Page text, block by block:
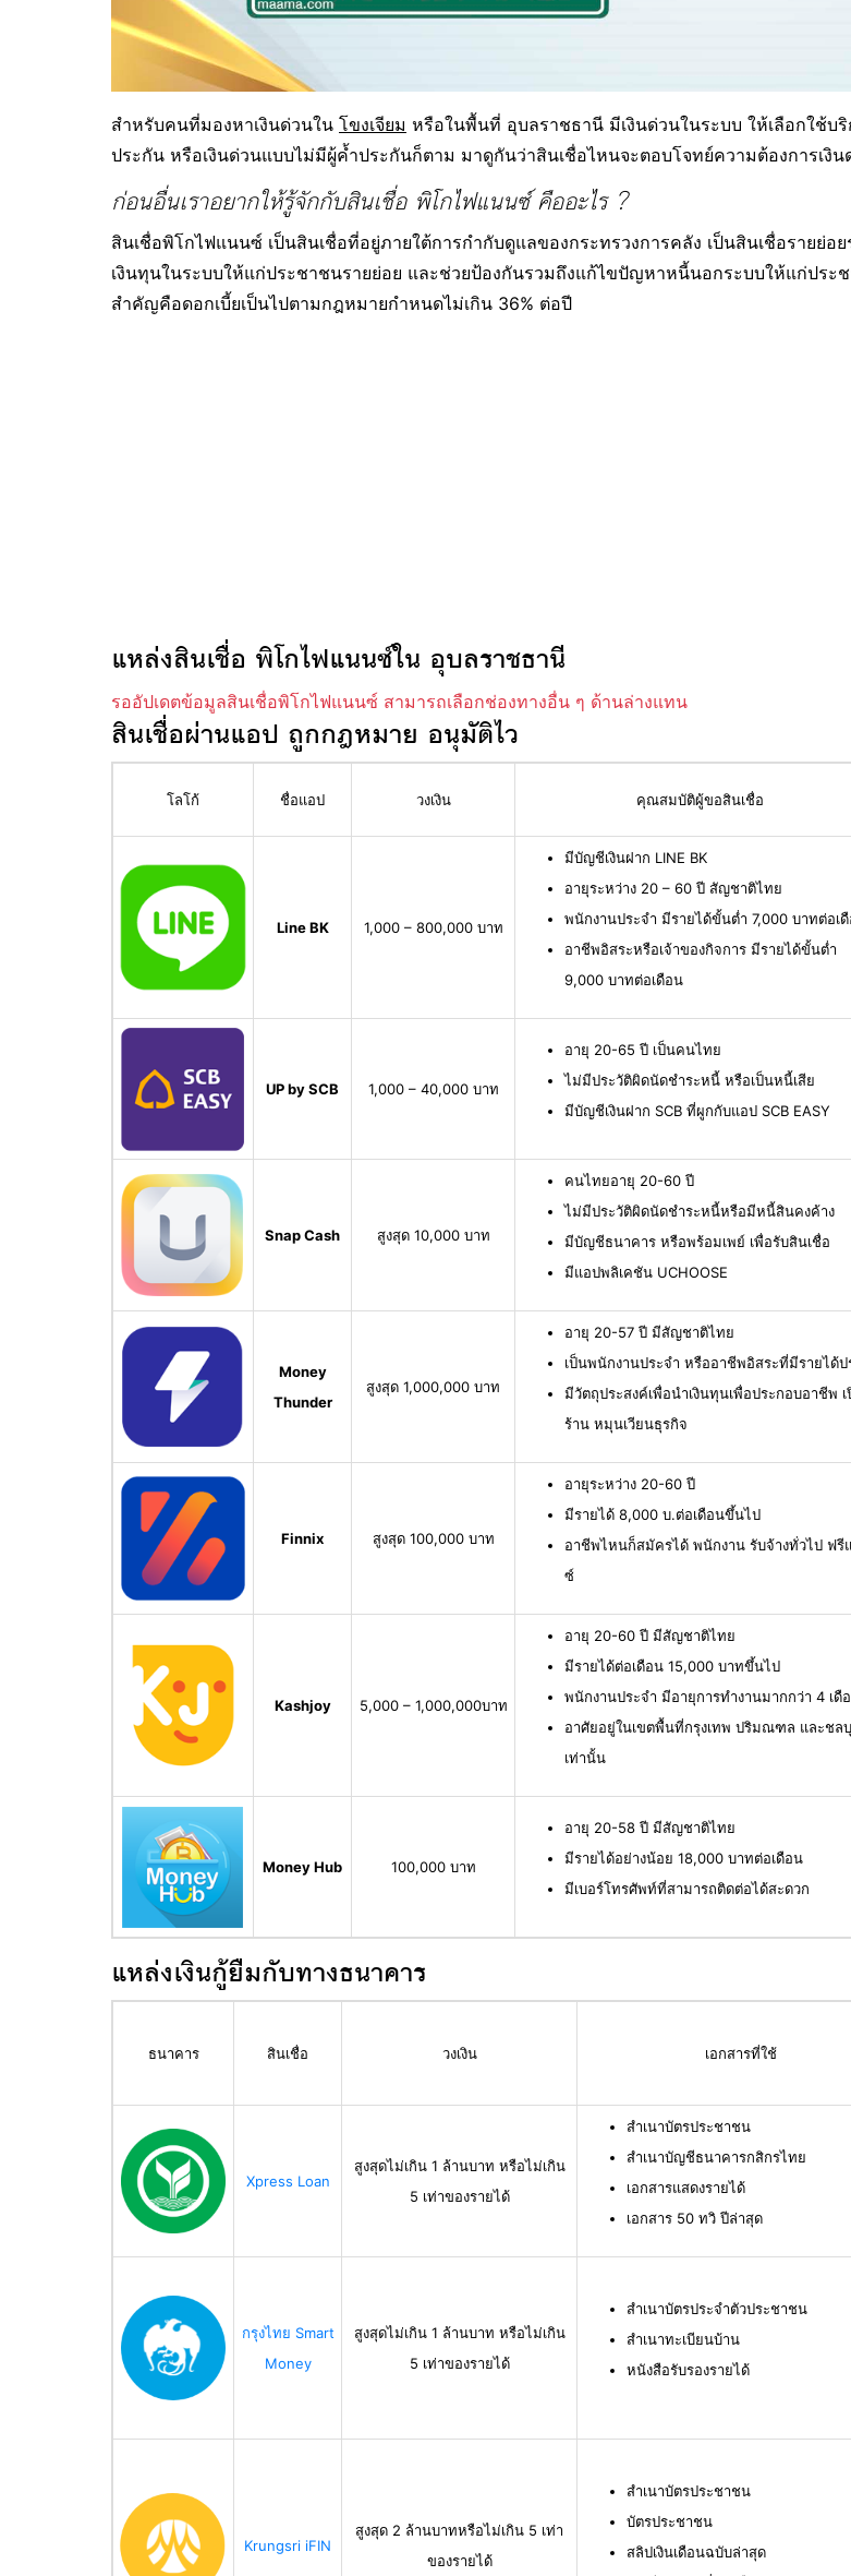
สำหรับคนที่มองหาเงินด่วนใน โขงเจียม หรือในพื้นที่ อุบลราชธานี มีเงินด่วนในระบบ ให้เลือกใช้บ
ประกัน หรือเงินด่วนแบบไม่มีผู้ค้ำประกันก็ตาม มาดูกันว่าสินเชื่อไหนจะตอบโจทย์ความต้องการเงิ
ก่อนอื่นเราอยากให้รู้จักกับสินเชื่อ พิโกไฟแนนซ์ คืออะไร ?
สินเชื่อพิโกไฟแนนซ์ เป็นสินเชื่อที่อยู่ภายใต้การกำกับดูแลของกระทรวงการคลัง เป็นสินเชื่อรายย่อ
เงินทุนในระบบให้แก่ประชาชนรายย่อย และช่วยป้องกันรวมถึงแก้ไขปัญหาหนี้นอกระบบให้แก่ปร
สำคัญคือดอกเบี้ยเป็นไปตามกฎหมายกำหนดไม่เกิน 36% ต่อปี
แหล่งสินเชื่อ พิโกไฟแนนซ์ใน อุบลราชธานี
รออัปเดตข้อมูลสินเชื่อพิโกไฟแนนซ์ สามารถเลือกช่องทางอื่น ๆ ด้านล่างแทน
สินเชื่อผ่านแอป ถูกกฎหมาย อนุมัติไว
โลโก้ ชื่อแอป วงเงิน คุณสมบัติผู้ขอสินเชื่อ
Line BK 1,000 – 800,000 บาท
มีบัญชีเงินฝาก LINE BK
อายุระหว่าง 20 – 60 ปี สัญชาติไทย
พนักงานประจำ มีรายได้ขั้นต่ำ 7,000 บาทต่อเ
อาชีพอิสระหรือเจ้าของกิจการ มีรายได้ขั้นต่ำ
9,000 บาทต่อเดือน
UP by SCB 1,000 – 40,000 บาท
อายุ 20-65 ปี เป็นคนไทย
ไม่มีประวัติผิดนัดชำระหนี้ หรือเป็นหนี้เสีย
มีบัญชีเงินฝาก SCB ที่ผูกกับแอป SCB EASY
Snap Cash สูงสุด 10,000 บาท
คนไทยอายุ 20-60 ปี
ไม่มีประวัติผิดนัดชำระหนี้หรือมีหนี้สินคงค้าง
มีบัญชีธนาคาร หรือพร้อมเพย์ เพื่อรับสินเชื่อ
มีแอปพลิเคชัน UCHOOSE
Money
Thunder
สูงสุด 1,000,000 บาท
อายุ 20-57 ปี มีสัญชาติไทย
เป็นพนักงานประจำ หรืออาชีพอิสระที่มีรายได้ป
มีวัตถุประสงค์เพื่อนำเงินทุนเพื่อประกอบอาชีพ เ
ร้าน หมุนเวียนธุรกิจ
Finnix สูงสุด 100,000 บาท
อายุระหว่าง 20-60 ปี
มีรายได้ 8,000 บ.ต่อเดือนขึ้นไป
อาชีพไหนก็สมัครได้ พนักงาน รับจ้างทั่วไป ฟรี
ซ์
Kashjoy 5,000 – 1,000,000บาท
อายุ 20-60 ปี มีสัญชาติไทย
มีรายได้ต่อเดือน 15,000 บาทขึ้นไป
พนักงานประจำ มีอายุการทำงานมากกว่า 4 เดื
อาศัยอยู่ในเขตพื้นที่กรุงเทพ ปริมณฑล และชล
เท่านั้น
Money Hub 100,000 บาท
อายุ 20-58 ปี มีสัญชาติไทย
มีรายได้อย่างน้อย 18,000 บาทต่อเดือน
มีเบอร์โทรศัพท์ที่สามารถติดต่อได้สะดวก
แหล่งเงินกู้ยืมกับทางธนาคาร
ธนาคาร สินเชื่อ วงเงิน เอกสารที่ใช้
Xpress Loan
สูงสุดไม่เกิน 1 ล้านบาท หรือไม่เกิน
5 เท่าของรายได้
สำเนาบัตรประชาชน
สำเนาบัญชีธนาคารกสิกรไทย
เอกสารแสดงรายได้
เอกสาร 50 ทวิ ปีล่าสุด
กรุงไทย Smart
Money
สูงสุดไม่เกิน 1 ล้านบาท หรือไม่เกิน
5 เท่าของรายได้
สำเนาบัตรประจำตัวประชาชน
สำเนาทะเบียนบ้าน
หนังสือรับรองรายได้
Krungsri iFIN
สูงสุด 2 ล้านบาทหรือไม่เกิน 5 เท่า
ของรายได้
สำเนาบัตรประชาชน
บัตรประชาชน
สลิปเงินเดือนฉบับล่าสุด